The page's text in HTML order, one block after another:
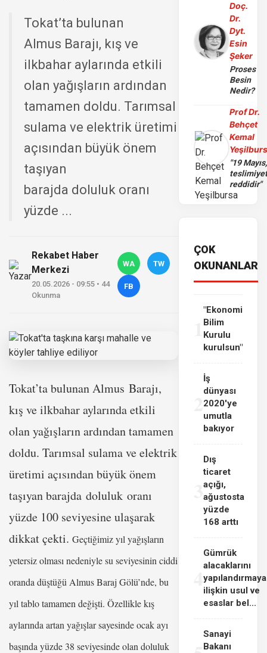
Tokat’ta bulunan
Almus Barajı, kış ve
ilkbahar aylarında etkili
olan yağışların ardından
tamamen doldu. Tarımsal
sulama ve elektrik üretimi
açısından büyük önem
taşıyan
barajda doluluk oranı
yüzde ...
Rekabet Haber
Merkezi
20.05.2026 - 09:55 • 44
Okunma
WA TW
FB
Tokat’ta bulunan Almus Barajı,
kış ve ilkbahar aylarında etkili
olan yağışların ardından tamamen
doldu. Tarımsal sulama ve elektrik
üretimi açısından büyük önem
taşıyan barajda doluluk oranı
yüzde 100 seviyesine ulaşarak
dikkat çekti. Geçtiğimiz yıl yağışların
yetersiz olması nedeniyle su seviyesinin ciddi
oranda düştüğü Almus Baraj Gölü’nde, bu
yıl tablo tamamen değişti. Özellikle kış
aylarında artan yağışlar sayesinde ocak ayı
başında yüzde 38 seviyesinde olan doluluk
Doç.
Dr.
Dyt.
Esin
Şeker
Proses
Besin
Nedir?
Prof Dr.
Behçet
Kemal
"19 Mayıs,
reddidir"
ÇOK
OKUNANLAR
"Ekonomi
Bilim
Kurulu
kurulsun"
İş
dünyası
2020'ye
umutla
bakıyor
3
Dış
ticaret
açığı,
ağustosta
yüzde
168 arttı
4
Gümrük
alacaklarını
yapılandırmaya
ilişkin usul ve
esaslar bel...
Sanayi
Bakanı